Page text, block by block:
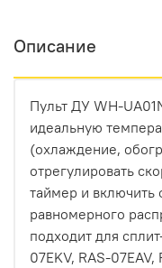
Описание
Пульт ДУ WH-
идеальную
(охлаждение,
отрегулировать
таймер и
равномерного
подходит для
07EKV, RAS-